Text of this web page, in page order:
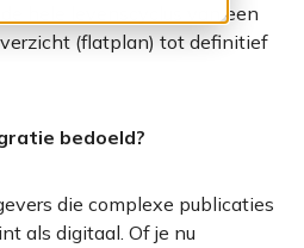
hele levenscyclus van een
(flatplan) tot definitief
bedoeld?
die complexe publicaties
als digitaal. Of je nu